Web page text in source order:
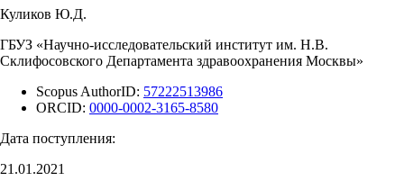
Куликов Ю.Д.
ГБУЗ «Научно-исследовательский институт им. Н.В.
Склифосовского Департамента здравоохранения Москвы»
Scopus AuthorID: 57222513986
ORCID: 0000-0002-3165-8580
Дата поступления:
21.01.2021